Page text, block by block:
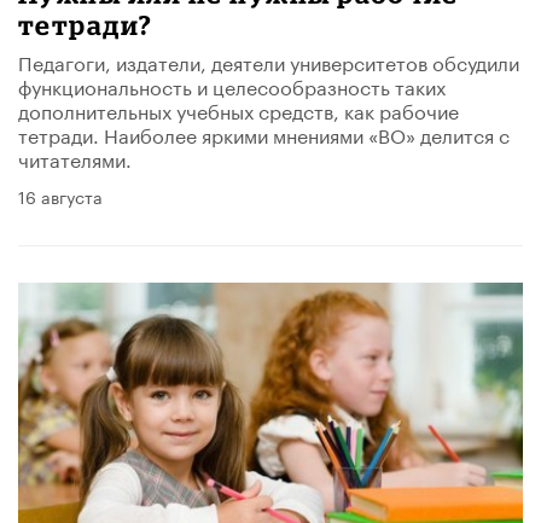
тетради?
Педагоги, издатели, деятели университетов обсудили
функциональность и целесообразность таких
дополнительных учебных средств, как рабочие
тетради. Наиболее яркими мнениями «ВО» делится с
читателями.
16 августа